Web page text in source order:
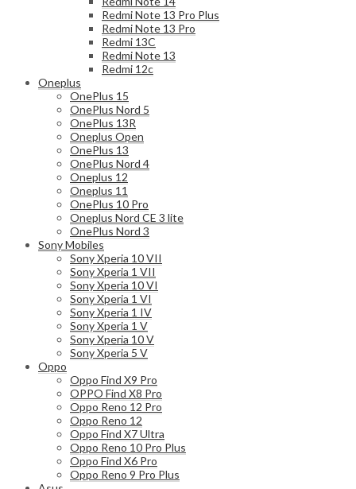
Redmi Note 13 Pro Plus
Redmi Note 13 Pro
Redmi 13C
Redmi Note 13
Redmi 12c
Oneplus
OnePlus 15
OnePlus Nord 5
OnePlus 13R
Oneplus Open
OnePlus 13
OnePlus Nord 4
Oneplus 12
Oneplus 11
OnePlus 10 Pro
Oneplus Nord CE 3 lite
OnePlus Nord 3
Sony Mobiles
Sony Xperia 10 VII
Sony Xperia 1 VII
Sony Xperia 10 VI
Sony Xperia 1 VI
Sony Xperia 1 IV
Sony Xperia 1 V
Sony Xperia 10 V
Sony Xperia 5 V
Oppo
Oppo Find X9 Pro
OPPO Find X8 Pro
Oppo Reno 12 Pro
Oppo Reno 12
Oppo Find X7 Ultra
Oppo Reno 10 Pro Plus
Oppo Find X6 Pro
Oppo Reno 9 Pro Plus